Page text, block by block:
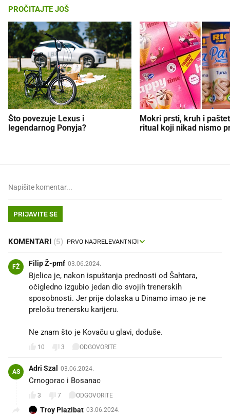
PROČITAJTE JOŠ
Što povezuje Lexus i
legendarnog Ponyja?
Mokri prsti, kruh i
ritual koji nikad nismo
PRIJAVITE SE
KOMENTARI (5)
FŽ Filip Ž-pmf 03.06.2024.
Bjelica je, nakon ispuštanja prednosti od Šahtara,
očigledno izgubio jedan dio svojih trenerskih
sposobnosti. Jer prije dolaska u Dinamo imao je ne
prelošu trenersku karijeru.
Ne znam što je Kovaču u glavi, doduše.
10 3 ODGOVORITE
AS Adri Szal 03.06.2024.
Crnogorac i Bosanac 😂
3 7 ODGOVORITE
Troy Plazibat 03.06.2024.